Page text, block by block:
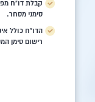
קבלת דו"ח
סימני מסחר.
הדו"ח כולל
רישום סימן